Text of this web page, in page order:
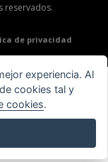
reservados.
de privacidad
experiencia. Al
cookies tal y
cookies.